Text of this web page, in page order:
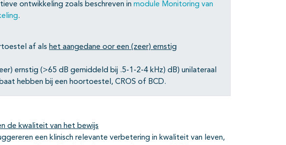
ontwikkeling zoals beschreven in module Monitoring van
.
af als het aangedane oor een (zeer) ernstig
ernstig (>65 dB gemiddeld bij .5-1-2-4 kHz) dB) unilateraal
hebben bij een hoortoestel, CROS of BCD.
de kwaliteit van het bewijs
een klinisch relevante verbetering in kwaliteit van leven,